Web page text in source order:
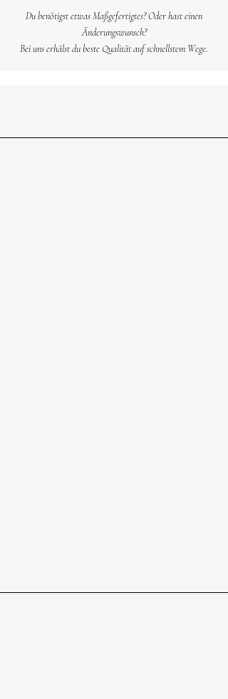
Du benötigst etwas Maßgefertigtes? Oder hast einen
Änderungswunsch?
Bei uns erhälst du beste Qualität auf schnellstem Wege.